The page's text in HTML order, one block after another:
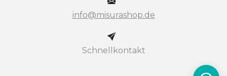
info@misurashop.de
Schnellkontakt